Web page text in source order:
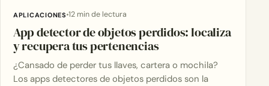
APLICACIONES 12 min de lectura
App detector de objetos perdidos: localiza
y recupera tus pertenencias
¿Cansado de perder tus llaves, cartera o mochila?
Los apps detectores de objetos perdidos son la